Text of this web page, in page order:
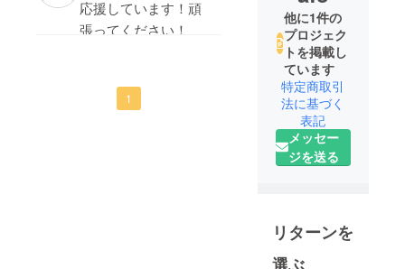
ご健闘を祈っていま
す！
応援しています！頑
張ってください！
1
他に1件の
プロジェク
トを掲載し
ています
特定商取引
法に基づく
表記
メッセー
ジを送る
リターンを
選ぶ